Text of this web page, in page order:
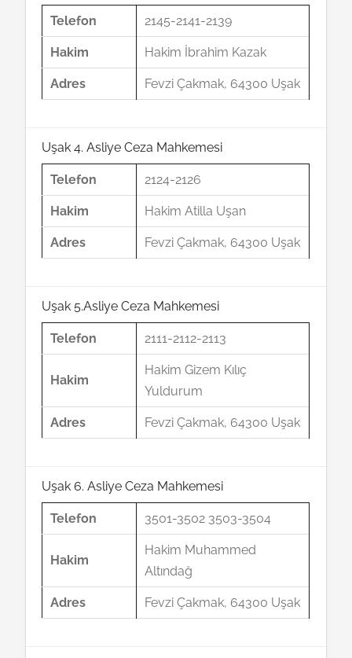
Telefon 2145-2141-2139
Hakim Hakim İbrahim Kazak
Adres Fevzi Çakmak, 64300 Uşak
Uşak 4. Asliye Ceza Mahkemesi
Telefon 2124-2126
Hakim Hakim Atilla Uşan
Adres Fevzi Çakmak, 64300 Uşak
Uşak 5.Asliye Ceza Mahkemesi
Telefon 2111-2112-2113
Hakim
Hakim Gizem Kılıç
Yuldurum
Adres Fevzi Çakmak, 64300 Uşak
Uşak 6. Asliye Ceza Mahkemesi
Telefon 3501-3502 3503-3504
Hakim
Hakim Muhammed
Altındağ
Adres Fevzi Çakmak, 64300 Uşak